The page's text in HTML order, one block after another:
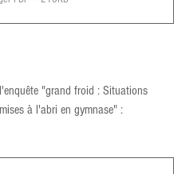
"grand froid : Situations
à l'abri en gymnase" :